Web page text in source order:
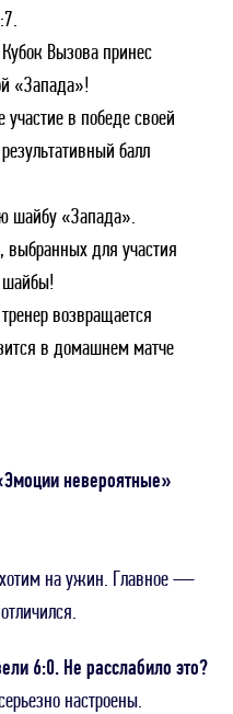
Вызова принес
«Запада»!
в победе своей
балл
шайбу «Запада».
выбранных для участия
шайбы!
возвращается
в домашнем матче
невероятные»
на ужин. Главное —
6:0. Не расслабило это?
настроены.